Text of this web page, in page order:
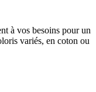
à vos besoins pour un
variés, en coton ou